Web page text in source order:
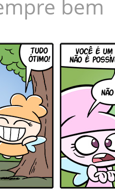
bem